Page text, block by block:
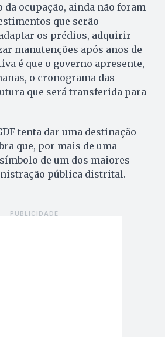
da ocupação, ainda não foram
que serão
os prédios, adquirir
manutenções após anos de
é que o governo apresente,
o cronograma das
que será transferida para
tenta dar uma destinação
que, por mais de uma
de um dos maiores
pública distrital.